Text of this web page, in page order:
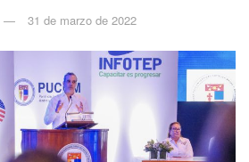
31 de marzo de 2022